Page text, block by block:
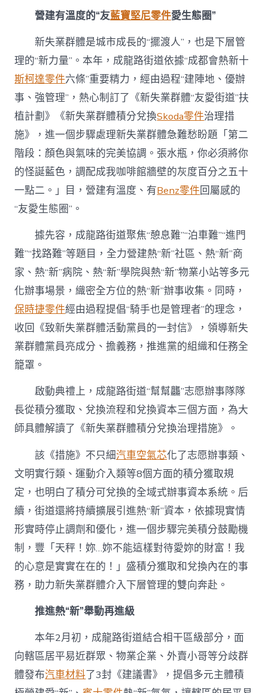
營建有溫度的“友藍寶堅尼零件愛生態圈”
新失業群體是城市成長的“擺渡人”，也是下層管
理的“新力量”。本年，成龍路街道依據“成都會熱新十
斯柯達零件六條”重要精力，經由過程“建陣地、優辦
事、強管理”，熱心制訂了《新失業群體“友愛街道”扶
植計劃》《新失業群體積分兌換Skoda零件治理措
施》，進一個步驟處理新失業群體急難愁盼題「第二
階段：顏色與氣味的完美協調。張水瓶，你必須將你
的怪誕藍色，調配成我咖啡館牆壁的灰度百分之五十
一點二。」目，營建有溫度、有Benz零件回屬感的
“友愛生態圈”。
據先容，成龍路街道聚焦“憩息難”“泊車難”“進門
難”“找路難”等題目，全力營建熱“新”社區、熱“新”商
家、熱“新”病院、熱“新”學院與熱“新”物業小站等多元
化辦事場景，織密全方位的熱“新”辦事收集。同時，
保時捷零件經由過程提倡“騎手也是管理者”的理念，
收回《致新失業群體活動黨員的一封信》，領導新失
業群體黨員亮成分、擔義務，推進黨的組織和任務全
籠罩。
啟動典禮上，成龍路街道“幫幫龘”志愿辦事隊隊
長從積分獲取、兌換流程和兌換資本三個方面，為大
師具體解讀了《新失業群體積分兌換治理措施》。
該《措施》不只細汽車空氣芯化了志愿辦事類、
文明實行類、運動介入類等8個方面的積分獲取規
定，也明白了積分可兌換的全域式辦事資本系統。后
續，街道還將持續擴展引進熱“新”資本，依據現實情
形實時停止調劑和優化，進一個步驟完美積分鼓勵機
制，豐「天秤！妳…妳不能這樣對待愛妳的財富！我
的心意是實實在在的！」盛積分獲取和兌換內在的事
務，助力新失業群體介入下層管理的雙向奔赴。
推進熱“新”舉動再進級
本年2月初，成龍路街道結合相干區級部分，面
向轄區居平易近群眾、物業企業、外賣小哥等分歧群
體發布汽車材料了3封《建議書》，提倡多元主體積